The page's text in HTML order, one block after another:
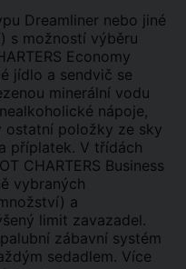
Dreamliner nebo jiné
s možností výběru
Economy
jídlo a sendvič se
minerální vodu
nápoje,
ostatní položky ze sky
příplatek. V třídách
CHARTERS Business
vybraných
a
limit zavazadel.
zábavní systém
sedadlem. Více